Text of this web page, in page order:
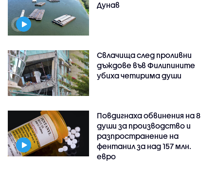
Дунав
Свлачища след проливни
дъждове във Филипините
убиха четирима души
Повдигнаха обвинения на 8
души за производство и
разпространение на
фентанил за над 157 млн.
евро